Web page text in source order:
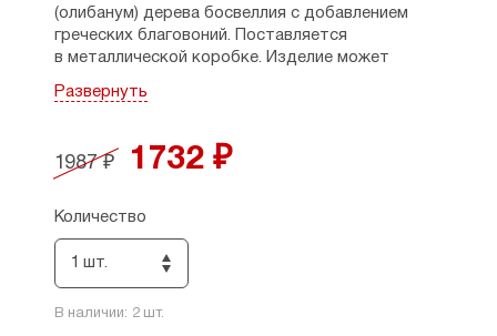
(олибанум) дерева босвеллия с добавлением
греческих благовоний. Поставляется
в металлической коробке. Изделие может
богослужения, так и дома. Образующийся при
символизирует молитву, возносящуюся к Богу.
высокого качества, без присыпки, в форме
растекается.
Для каждения используют особый сосуд —
керамическую
Развернуть
1987 ₽ 1732 ₽
Количество
1 шт.
В наличии: 2шт.